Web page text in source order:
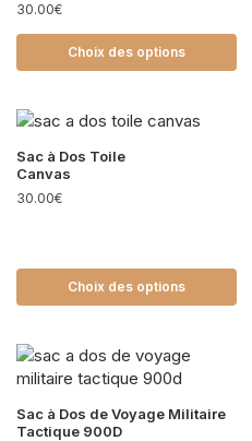
30.00€
Choix des options
Sac à Dos Toile
Canvas
30.00€
Choix des options
Sac à Dos de Voyage Militaire
Tactique 900D